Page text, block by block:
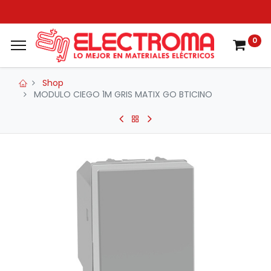
0
Shop
MODULO CIEGO 1M GRIS MATIX GO BTICINO